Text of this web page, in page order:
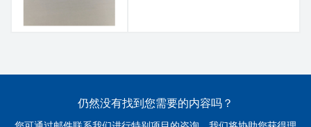
仍然没有找到您需要的内容吗？